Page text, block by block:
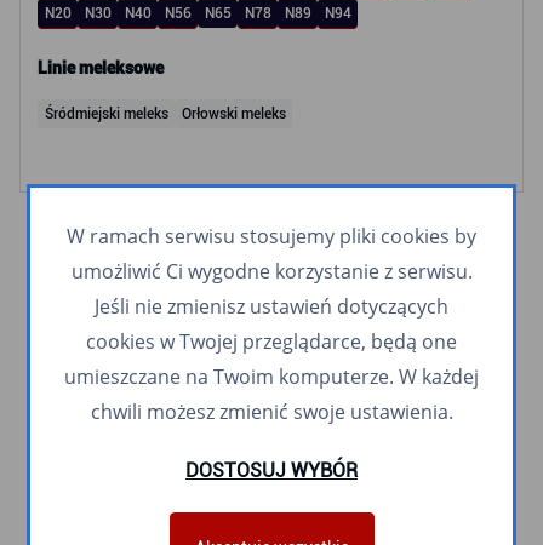
N20
N30 N40 N56 N65 N78 N89 N94
Linie meleksowe
Śródmiejski meleks Orłowski meleks
W ramach serwisu stosujemy pliki cookies by
umożliwić Ci wygodne korzystanie z serwisu.
Jeśli nie zmienisz ustawień dotyczących
cookies w Twojej przeglądarce, będą one
umieszczane na Twoim komputerze. W każdej
chwili możesz zmienić swoje ustawienia.
DOSTOSUJ WYBÓR